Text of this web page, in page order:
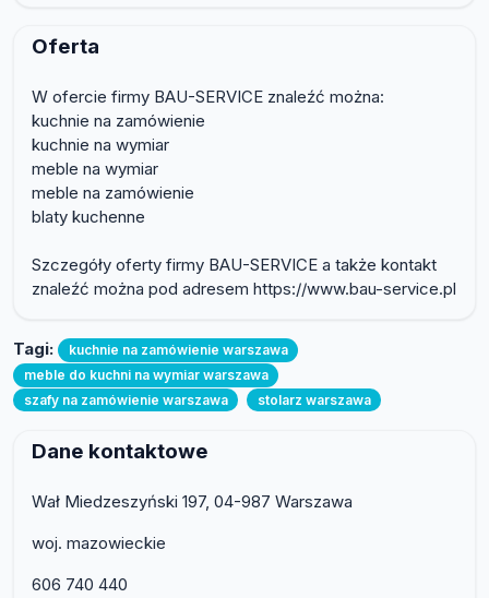
Oferta
W ofercie firmy BAU-SERVICE znaleźć można:
kuchnie na zamówienie
kuchnie na wymiar
meble na wymiar
meble na zamówienie
blaty kuchenne
Szczegóły oferty firmy BAU-SERVICE a także kontakt
znaleźć można pod adresem https://www.bau-service.pl
Tagi:
kuchnie na zamówienie warszawa
meble do kuchni na wymiar warszawa
szafy na zamówienie warszawa
stolarz warszawa
Dane kontaktowe
Wał Miedzeszyński 197, 04-987 Warszawa
woj. mazowieckie
606 740 440